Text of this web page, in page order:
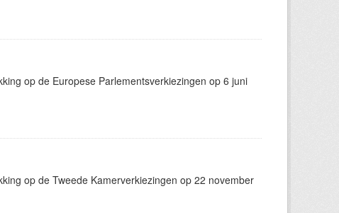
op de Europese Parlementsverkiezingen op 6 juni
op de Tweede Kamerverkiezingen op 22 november